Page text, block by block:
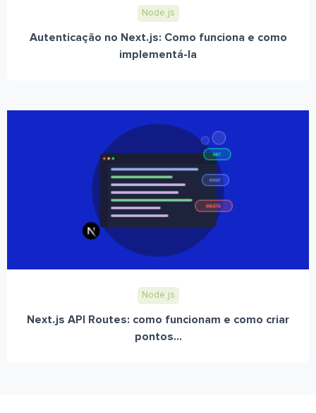
Node.js
Autenticação no Next.js: Como funciona e como
implementá-la
Node.js
Next.js API Routes: como funcionam e como criar
pontos...